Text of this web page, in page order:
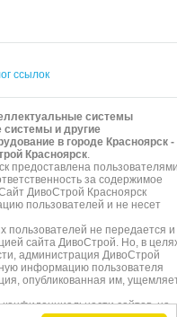
ссылок
системы
системы и другие
в городе Красноярск -
Красноярск.
предоставлена
за содержимое
ДивоСтрой Красноярск
пользователей и не несет
пользователей не передается и
сайта ДивоСтрой. Но, в
администрация ДивоСтрой
информацию пользователя
опубликованная им,
сайтов, на